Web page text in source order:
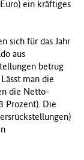
Euro) ein kräftiges
sich für das Jahr
aus
betrug
man die
die Netto-
Prozent). Die